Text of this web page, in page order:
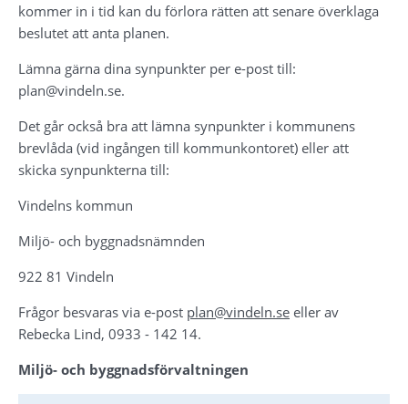
kommer in i tid kan du förlora rätten att senare överklaga
beslutet att anta planen.
plan@vindeln.se.
Det går också bra att lämna synpunkter i kommunens
brevlåda (vid ingången till kommunkontoret) eller att
skicka synpunkterna till:
Vindelns kommun
Miljö- och byggnadsnämnden
922 81 Vindeln
Frågor besvaras via e-post plan@vindeln.se
Rebecka Lind, 0933 - 142 14.
Miljö- och byggnadsförvaltningen